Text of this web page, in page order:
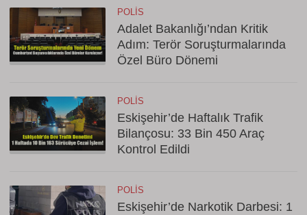
POLIS
Adalet Bakanlığı’ndan Kritik
Adım: Terör Soruşturmalarında
Özel Büro Dönemi
POLIS
Eskişehir’de Haftalık Trafik
Bilançosu: 33 Bin 450 Araç
Kontrol Edildi
POLIS
Eskişehir’de Narkotik Darbesi: 1